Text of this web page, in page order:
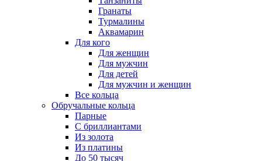
Гранаты
Турмалины
Аквамарин
Для кого
Для женщин
Для мужчин
Для детей
Для мужчин и женщин
Все кольца
Обручальные кольца
Парные
С бриллиантами
Из золота
Из платины
До 50 тысяч